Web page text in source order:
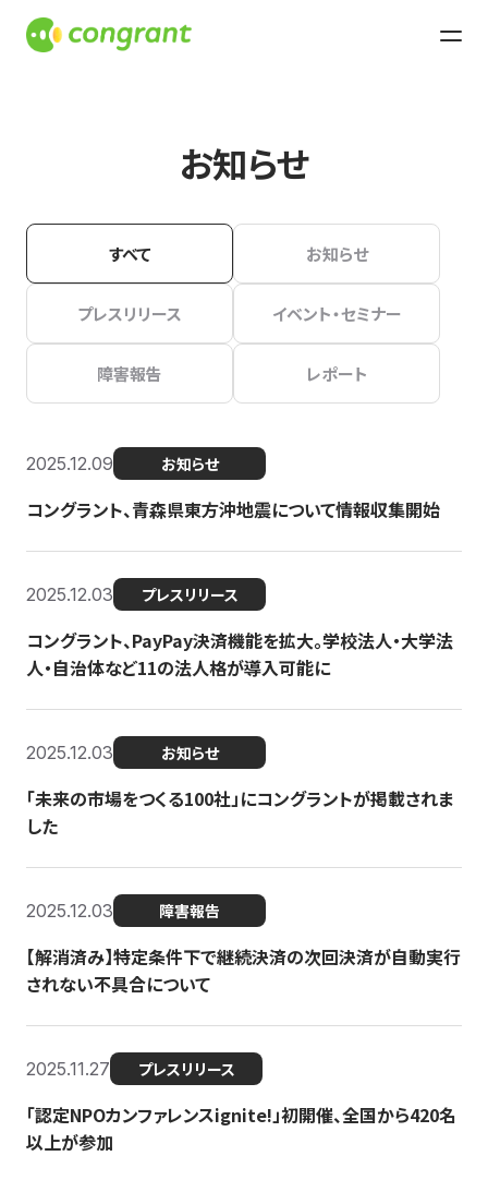
お知らせ
すべて お知らせ
プレスリリース イベント・セミナー
障害報告 レポート
2025.12.09 お知らせ
コングラント、青森県東方沖地震について情報収集開始
2025.12.03 プレスリリース
コングラント、PayPay決済機能を拡大。学校法人・大学法
人・自治体など11の法人格が導入可能に
2025.12.03 お知らせ
「未来の市場をつくる100社」にコングラントが掲載されま
した
2025.12.03 障害報告
【解消済み】特定条件下で継続決済の次回決済が自動実行
されない不具合について
2025.11.27 プレスリリース
「認定NPOカンファレンスignite!」初開催、全国から420名
以上が参加